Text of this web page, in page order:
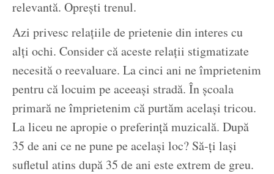
relevantă. Oprești trenul.
Azi privesc relațiile de prietenie din interes cu
alți ochi. Consider că aceste relații stigmatizate
necesită o reevaluare. La cinci ani ne împrietenim
pentru că locuim pe aceeași stradă. În școala
primară ne împrietenim că purtăm același tricou.
La liceu ne apropie o preferință muzicală. După
35 de ani ce ne pune pe același loc? Să-ți lași
sufletul atins după 35 de ani este extrem de greu.